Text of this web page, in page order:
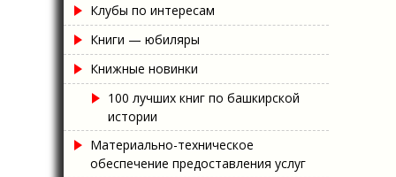
Клубы по интересам
Книги — юбиляры
Книжные новинки
100 лучших книг по башкирской
истории
Материально-техническое
обеспечение предоставления услуг